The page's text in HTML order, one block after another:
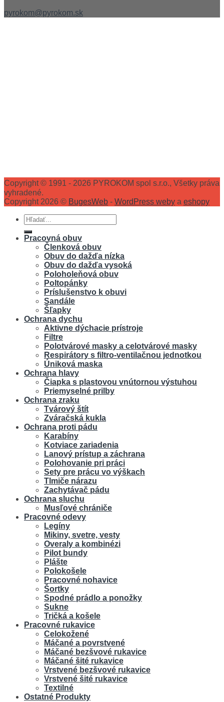
pyrokom@pyrokom.sk
Copyright © 1991 - 2026 PYROKOM spol s.r.o., Všetky práva
vyhradené.
Copyright 2026 © BugesWeb - WordPress weby a eshopy
Hľadať:
Pracovná obuv
Členková obuv
Obuv do dažďa nízka
Obuv do dažďa vysoká
Poloholeňová obuv
Poltopánky
Príslušenstvo k obuvi
Sandále
Šľapky
Ochrana dychu
Aktivne dýchacie prístroje
Filtre
Polotvárové masky a celotvárové masky
Respirátory s filtro-ventilačnou jednotkou
Úniková maska
Ochrana hlavy
Čiapka s plastovou vnútornou výstuhou
Priemyselné prilby
Ochrana zraku
Tvárový štít
Zváračská kukla
Ochrana proti pádu
Karabíny
Kotviace zariadenia
Lanový prístup a záchrana
Polohovanie pri práci
Sety pre prácu vo výškach
Tlmiče nárazu
Zachytávač pádu
Ochrana sluchu
Musľové chrániče
Pracovné odevy
Legíny
Mikiny, svetre, vesty
Overaly a kombinézi
Pilot bundy
Plášte
Polokošele
Pracovné nohavice
Šortky
Spodné prádlo a ponožky
Sukne
Tričká a košele
Pracovné rukavice
Celokožené
Máčané a povrstvené
Máčané bezšvové rukavice
Máčané šité rukavice
Vrstvené bezšvové rukavice
Vrstvené šité rukavice
Textilné
Ostatné Produkty